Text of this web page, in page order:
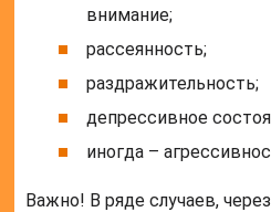
внимание;
рассеянность;
раздражительность;
депрессивное
иногда –
Важно! В ряде случаев,